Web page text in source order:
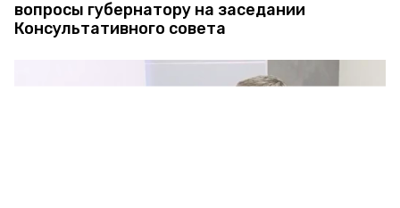
вопросы губернатору на заседании
Консультативного совета